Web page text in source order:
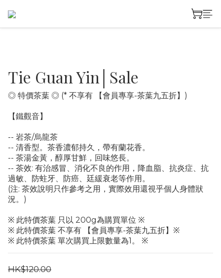
Tie Guan Yin│Sale
◎ 特價茶葉 ◎ (* 不享有 【會員專享-茶葉九五折】)
【鐵觀音】
-- 岩茶/烏龍茶
-- 清香型。茶香濃郁持久，帶有蘭花香。
-- 茶湯金黃，醇厚甘鮮，回味悠長。
-- 茶效: 有治感冒、消化不良的作用，降血脂、抗炎症、抗
過敏、防蛀牙、防癌、廷緩衰老等作用。
(注: 茶效說明只作參考之用，實際效用還視乎個人身體狀
況。)
※ 此特價茶葉 只以 200g為購買單位 ※
※ 此特價茶葉 不享有 【會員專享-茶葉九五折】※
※ 此特價茶葉 單次購買上限數量為1。 ※
HK$120.00